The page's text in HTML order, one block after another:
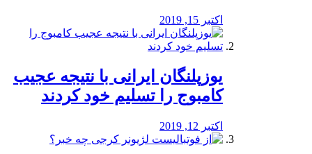
اکتبر 15, 2019
یوزپلنگان ایرانی با نتیجه عجیب
کامبوج را تسلیم خود کردند
اکتبر 12, 2019